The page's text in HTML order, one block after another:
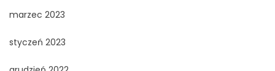
marzec 2023
styczeń 2023